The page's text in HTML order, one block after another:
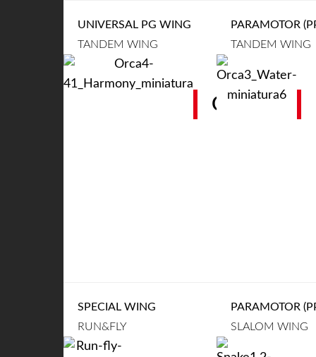
UNIVERSAL PG WING
TANDEM WING
Orca 4
PARAMOTOR
TANDEM WING
SPECIAL WING
RUN&FLY
PARAMOTOR
SLALOM WING